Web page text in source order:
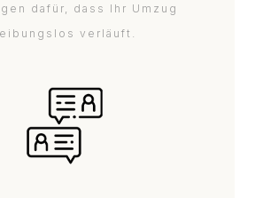
dafür, dass Ihr Umzug
verläuft.